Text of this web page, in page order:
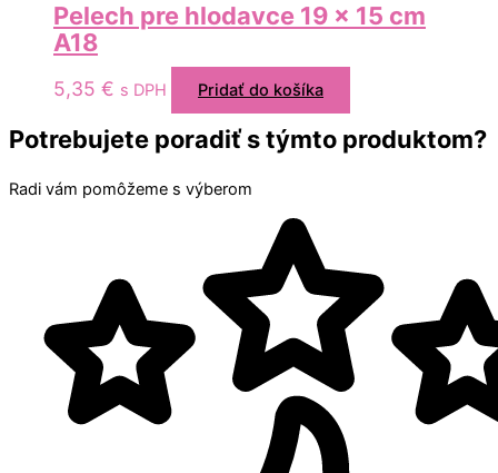
Pelech pre hlodavce 19 x 15 cm
A18
5,35 € s DPH Pridať do košíka
Potrebujete poradiť s týmto produktom?
Radi vám pomôžeme s výberom